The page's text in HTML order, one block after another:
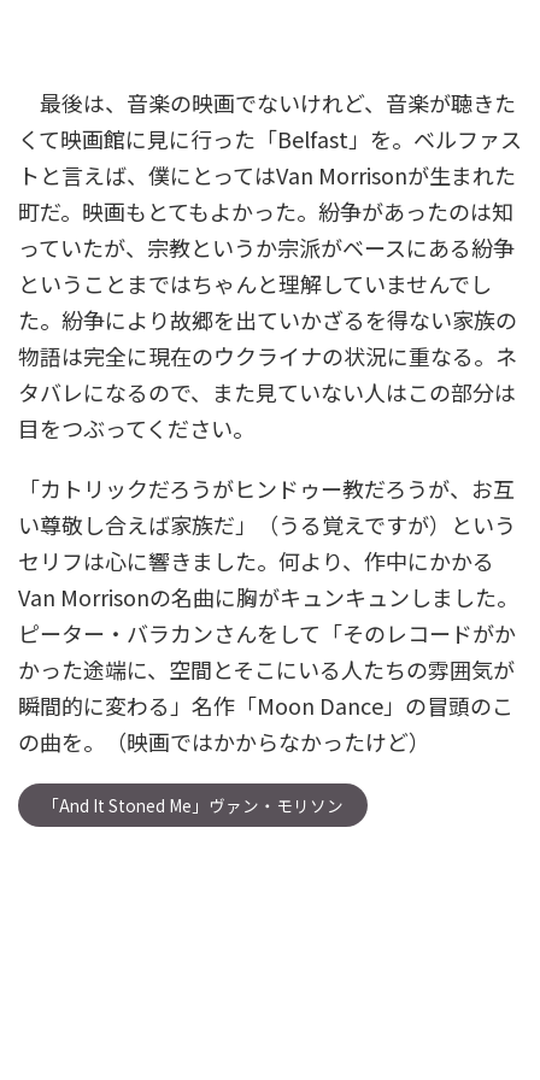
最後は、音楽の映画でないけれど、音楽が聴きた
くて映画館に見に行った「Belfast」を。ベルファス
トと言えば、僕にとってはVan Morrisonが生まれた
町だ。映画もとてもよかった。紛争があったのは知
っていたが、宗教というか宗派がベースにある紛争
ということまではちゃんと理解していませんでし
た。紛争により故郷を出ていかざるを得ない家族の
物語は完全に現在のウクライナの状況に重なる。ネ
タバレになるので、また見ていない人はこの部分は
目をつぶってください。
「カトリックだろうがヒンドゥー教だろうが、お互
い尊敬し合えば家族だ」（うる覚えですが）という
セリフは心に響きました。何より、作中にかかる
Van Morrisonの名曲に胸がキュンキュンしました。
ピーター・バラカンさんをして「そのレコードがか
かった途端に、空間とそこにいる人たちの雰囲気が
瞬間的に変わる」名作「Moon Dance」の冒頭のこ
の曲を。（映画ではかからなかったけど）
「And It Stoned Me」ヴァン・モリソン